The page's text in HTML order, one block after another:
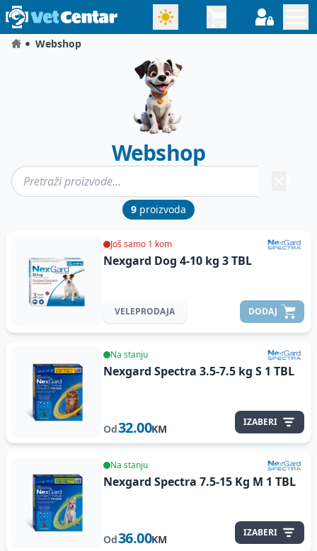
Webshop
Webshop
9 proizvoda
Još samo 1 kom
Nexgard Dog 4-10 kg 3 TBL
VELEPRODAJA DODAJ
Na stanju
Nexgard Spectra 3.5-7.5 kg S 1 TBL
Od32.00KM
IZABERI
Na stanju
Nexgard Spectra 7.5-15 Kg M 1 TBL
Od36.00KM
IZABERI